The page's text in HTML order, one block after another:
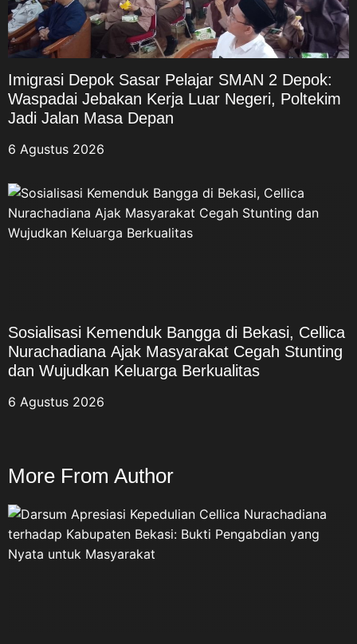
Imigrasi Depok Sasar Pelajar SMAN 2 Depok:
Waspadai Jebakan Kerja Luar Negeri, Poltekim
6 Agustus 2026
Sosialisasi Kemenduk Bangga di Bekasi, Cellica
Nurachadiana Ajak Masyarakat Cegah Stunting
dan Wujudkan Keluarga Berkualitas
6 Agustus 2026
More From Author